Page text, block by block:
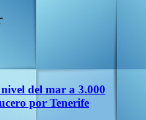
del mar a 3.000
por Tenerife